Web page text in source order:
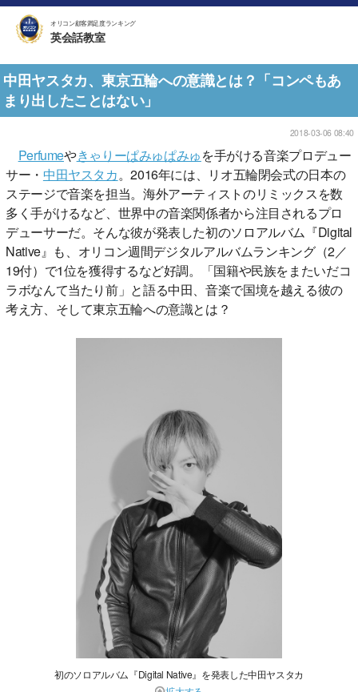
オリコン顧客満足度ランキング
英会話教室
中田ヤスタカ、東京五輪への意識とは？「コンペもあ
まり出したことはない」
2018-03-06 08:40
Perfumeやきゃりーぱみゅぱみゅを手がける音楽プロデュー
サー・ 中田ヤスタカ。2016年には、リオ五輪閉会式の日本の
ステージで音楽を担当。海外アーティストのリミックスを数
多く手がけるなど、世界中の音楽関係者から注目されるプロ
デューサーだ。そんな彼が発表した初のソロアルバム『Digital
Native』も、オリコン週間デジタルアルバムランキング（2／
19付）で1位を獲得するなど好調。「国籍や民族をまたいだコ
ラボなんて当たり前」と語る中田、音楽で国境を越える彼の
考え方、そして東京五輪への意識とは？
初のソロアルバム『Digital Native』を発表した中田ヤスタカ